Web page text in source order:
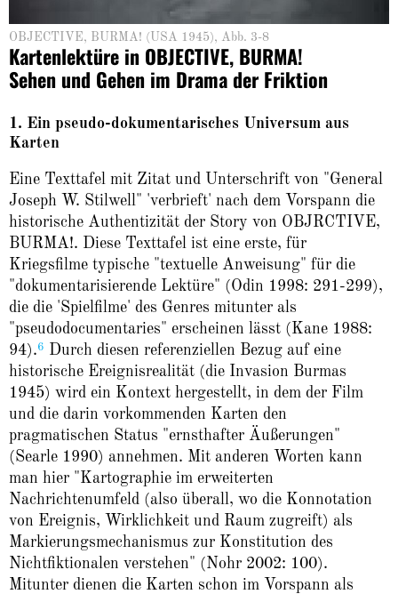
OBJECTIVE, BURMA! (USA 1945), Abb. 3-8
Kartenlektüre in OBJECTIVE, BURMA!
Sehen und Gehen im Drama der Friktion
1. Ein pseudo-dokumentarisches Universum aus
Karten
Eine Texttafel mit Zitat und Unterschrift von "General
Joseph W. Stilwell" 'verbrieft' nach dem Vorspann die
historische Authentizität der Story von OBJRCTIVE,
BURMA!. Diese Texttafel ist eine erste, für
Kriegsfilme typische "textuelle Anweisung" für die
"dokumentarisierende Lektüre" (Odin 1998: 291-299),
die die 'Spielfilme' des Genres mitunter als
"pseudodocumentaries" erscheinen lässt (Kane 1988:
94).6 Durch diesen referenziellen Bezug auf eine
historische Ereignisrealität (die Invasion Burmas
1945) wird ein Kontext hergestellt, in dem der Film
und die darin vorkommenden Karten den
pragmatischen Status "ernsthafter Äußerungen"
(Searle 1990) annehmen. Mit anderen Worten kann
man hier "Kartographie im erweiterten
Nachrichtenumfeld (also überall, wo die Konnotation
von Ereignis, Wirklichkeit und Raum zugreift) als
Markierungsmechanismus zur Konstitution des
Nichtfiktionalen verstehen" (Nohr 2002: 100).
Mitunter dienen die Karten schon im Vorspann als